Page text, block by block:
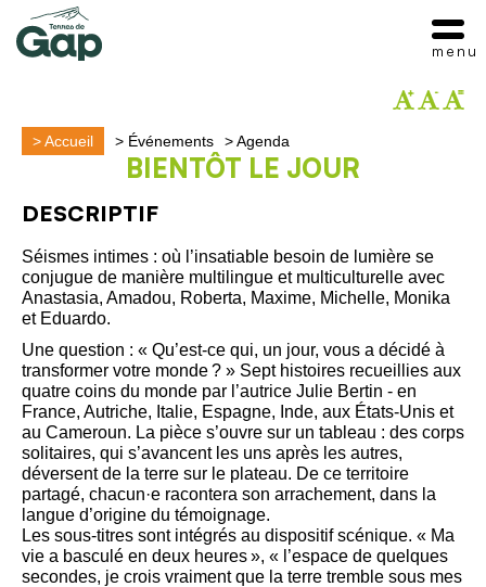
>Accueil > Événements >Agenda
BIENTÔT LE JOUR
DESCRIPTIF
Séismes intimes : où l’insatiable besoin de lumière se
conjugue de manière multilingue et multiculturelle avec
Anastasia, Amadou, Roberta, Maxime, Michelle, Monika
et Eduardo.
Une question : « Qu’est-ce qui, un jour, vous a décidé à
transformer votre monde ? » Sept histoires recueillies aux
quatre coins du monde par l’autrice Julie Bertin - en
France, Autriche, Italie, Espagne, Inde, aux États-Unis et
au Cameroun. La pièce s’ouvre sur un tableau : des corps
solitaires, qui s’avancent les uns après les autres,
déversent de la terre sur le plateau. De ce territoire
partagé, chacun·e racontera son arrachement, dans la
langue d’origine du témoignage.
Les sous-titres sont intégrés au dispositif scénique. « Ma
vie a basculé en deux heures », « l’espace de quelques
secondes, je crois vraiment que la terre tremble sous mes
menu